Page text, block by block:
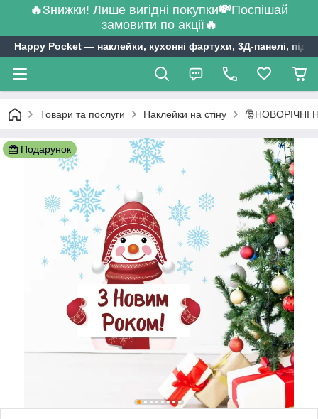
🔥Знижки! Лише вигідні покупки💸Поспішай
замовити по акції🔥
Happy Pocket ― наклейки, кухонні фартухи, 3Д-панелі,
Товари та послуги Наклейки на стіну 🎅НОВОРІЧНІ
Подарунок